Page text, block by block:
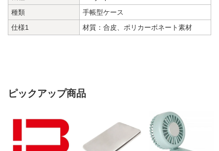
種類
手帳型ケース
仕様1
材質：合皮、ポリカーボネート素材
ピックアップ商品